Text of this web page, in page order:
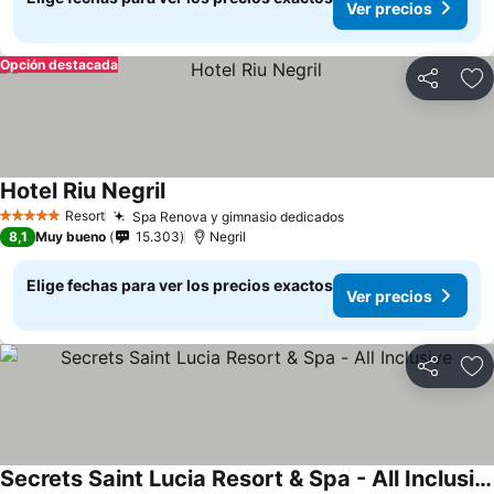
Ver precios
Compartir
Opción destacada
5 Estrellas Resort Spa Renova y gimnasio dedicados
Hotel Riu Negril
8,1 Muy bueno 15.303 Negril
Elige fechas para ver los precios exactos
Ver precios
Compartir
Secrets Saint Lucia Resort & Spa - All Inclusive